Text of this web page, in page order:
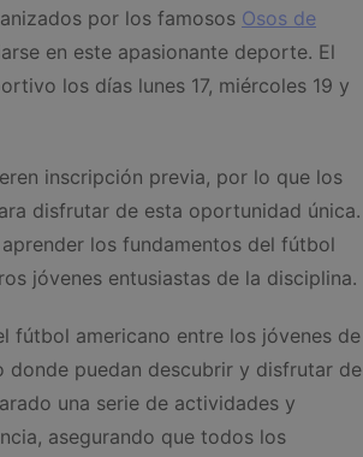
por los famosos Osos de
en este apasionante deporte. El
los días lunes 17, miércoles 19 y
inscripción previa, por lo que los
disfrutar de esta oportunidad única.
los fundamentos del fútbol
jóvenes entusiastas de la disciplina.
fútbol americano entre los jóvenes de
puedan descubrir y disfrutar de
una serie de actividades y
asegurando que todos los